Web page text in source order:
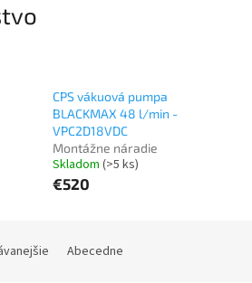
CPS vákuová pumpa
BLACKMAX 48 l/min -
VPC2D18VDC
Montážne náradie
Skladom (>5 ks)
€520
Abecedne